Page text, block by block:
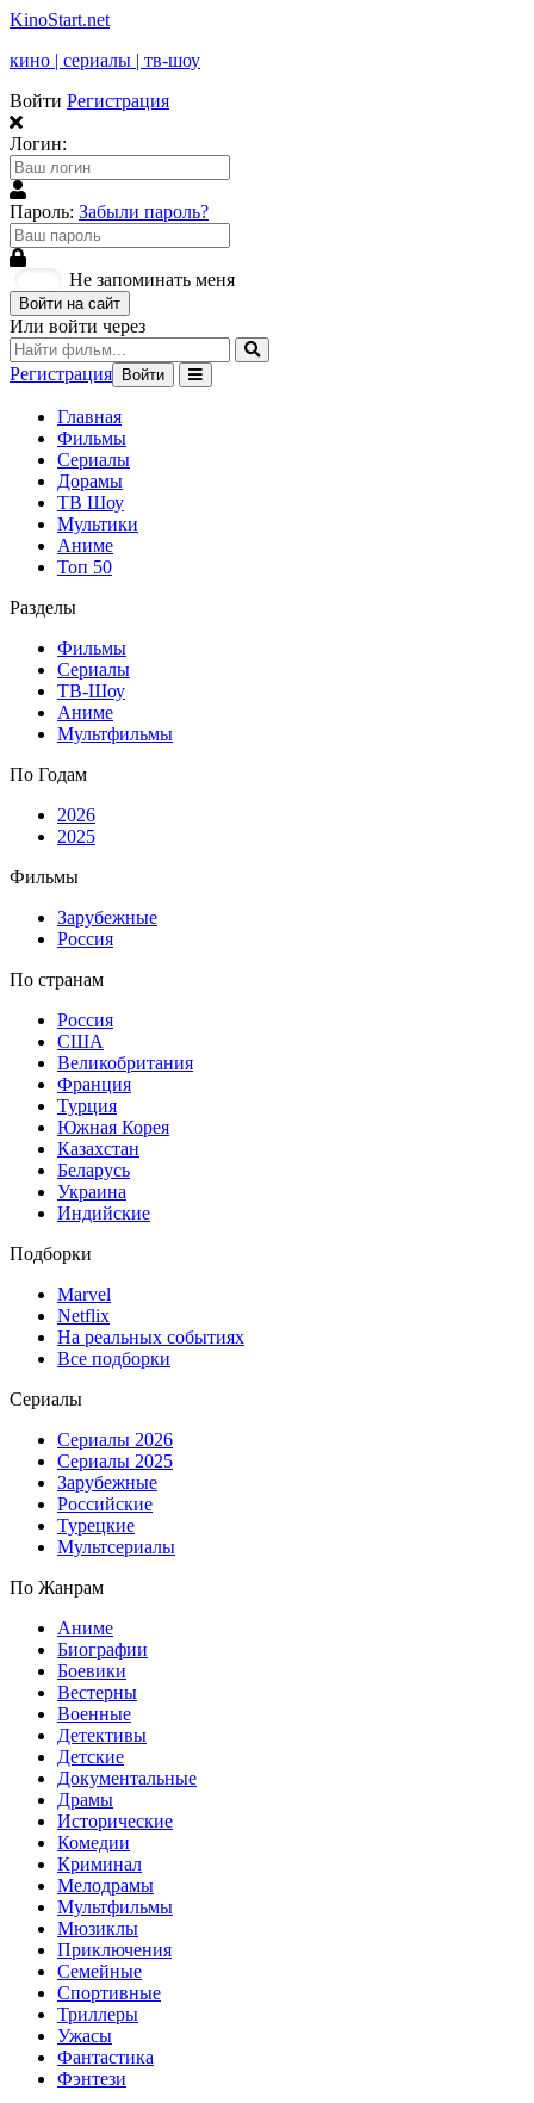
KinoStart.net
кино | сериалы | тв-шоу
Войти Регистрация
Логин:
Пароль: Забыли пароль?
Не запоминать меня
Войти на сайт
Или войти через
Регистрация Войти
Главная
Фильмы
Сериалы
Дорамы
ТВ Шоу
Мультики
Аниме
Топ 50
Разделы
Фильмы
Сериалы
ТВ-Шоу
Аниме
Мультфильмы
По Годам
2026
2025
Фильмы
Зарубежные
Россия
По странам
Россия
США
Великобритания
Франция
Турция
Южная Корея
Казахстан
Беларусь
Украина
Индийские
Подборки
Marvel
Netflix
На реальных событиях
Все подборки
Сериалы
Сериалы 2026
Сериалы 2025
Зарубежные
Российские
Турецкие
Мультсериалы
По Жанрам
Аниме
Биографии
Боевики
Вестерны
Военные
Детективы
Детские
Документальные
Драмы
Исторические
Комедии
Криминал
Мелодрамы
Мультфильмы
Мюзиклы
Приключения
Семейные
Спортивные
Триллеры
Ужасы
Фантастика
Фэнтези